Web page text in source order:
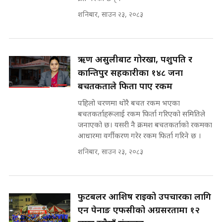
भनिन्–साथ दिनुहोस्, दबाब होइन ||
Waterfall of Rasuwa ||
SIDHAKURA ||
कहिले बन्ला चक्रपथ ? विस्तार कार्यमा
Expansion Dilemma |
पटकपटक भावुक बने गृहमन्त्री सुदन
INVESTIGATION
मन्त्री आउने बित्तिकै सुरु भएको थियो
घुसको डिल || Raj Kumar Gupta ||
SIDHAKURA ||
घुसको डिल गर्ने मन्त्रीकाे राजिनामा,
भूमिसुधार मन्त्रीलाई जोगाइदै ! ||
SIDHAKURA ||
प्रधानमन्त्री ? || SIDHAKURA ||
SIDHAKURA INVESTIGATION
||
शनिबार, साउन २३, २०८३
ऋण असुलीबाट गोरखा, पशुपति र
कान्तिपुर सहकारीका १४८ जना
बचतकर्ताले फिर्ता पाए रकम
पहिलो चरणमा थोरै बचत रकम भएका
बचतकर्ताहरूलाई रकम फिर्ता गरिएको समितिले
जनाएको छ। यसरी नै क्रमश बचतकर्ताको रकमका
आधारमा वर्गीकरण गरेर रकम फिर्ता गरिने छ ।
शनिबार, साउन २३, २०८३
फुटबलर आशिष राईको उपचारका लागि
एन पेनाङ एफसीको अग्रसरतामा १२